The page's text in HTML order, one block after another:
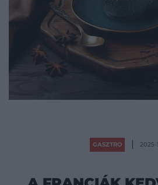
GASZTRO 2025-